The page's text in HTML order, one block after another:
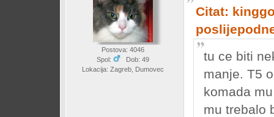
Postova: 4046
Spol:
Dob: 49
Lokacija: Zagreb, Dumovec
Citat:
tu ce biti
manje. T5
komada
mu trebalo